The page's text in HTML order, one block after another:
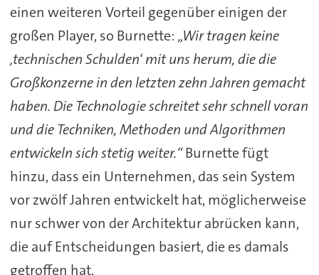
einen weiteren Vorteil gegenüber einigen der
großen Player, so Burnette: „Wir tragen keine
‚technischen Schulden‘ mit uns herum, die die
Großkonzerne in den letzten zehn Jahren gemacht
haben. Die Technologie schreitet sehr schnell voran
und die Techniken, Methoden und Algorithmen
entwickeln sich stetig weiter.“Burnette fügt
hinzu, dass ein Unternehmen, das sein System
vor zwölf Jahren entwickelt hat, möglicherweise
nur schwer von der Architektur abrücken kann,
die auf Entscheidungen basiert, die es damals
getroffen hat.